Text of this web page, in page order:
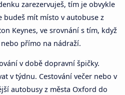
zarezervuješ, tím je obvykle
budeš mít místo v autobuse z
Keynes, ve srovnání s tím, když
přímo na nádraží.
v době dopravní špičky.
v týdnu. Cestování večer nebo v
autobusy z města Oxford do